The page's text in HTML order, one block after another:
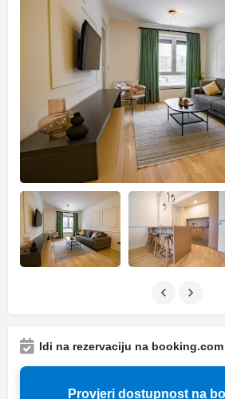
Idi na rezervaciju na booking.com
Provjeri dostupnost na